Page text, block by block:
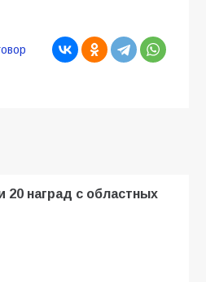
20 наград с областных